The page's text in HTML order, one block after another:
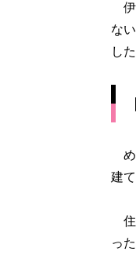
伊
な
した
め
建
住
っ